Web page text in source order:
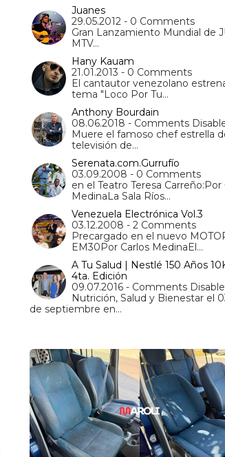
Juanes
29.05.2012 - 0 Comments
Gran Lanzamiento Mundial de
MTV…
Hany Kauam
21.01.2013 - 0 Comments
El cantautor venezolano
tema "Loco Por Tu…
Anthony Bourdain
08.06.2018 - Comments
Muere el famoso chef estrella
televisión de…
Serenata.com.Gurrufío
03.09.2008 - 0 Comments
en el Teatro Teresa Carreño:Por
MedinaLa Sala Ríos…
Venezuela Electrónica Vol.3
03.12.2008 - 2 Comments
Precargado en el nuevo
EM30Por Carlos MedinaEl…
A Tu Salud | Nestlé 150 Años
4ta. Edición
09.07.2016 - Comments
Nutrición, Salud y Bienestar el
de septiembre en…